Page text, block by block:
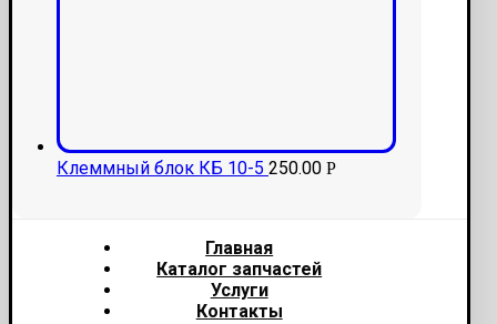
Клеммный блок КБ 10-5 250.00 Р
Главная
Каталог запчастей
Услуги
Контакты